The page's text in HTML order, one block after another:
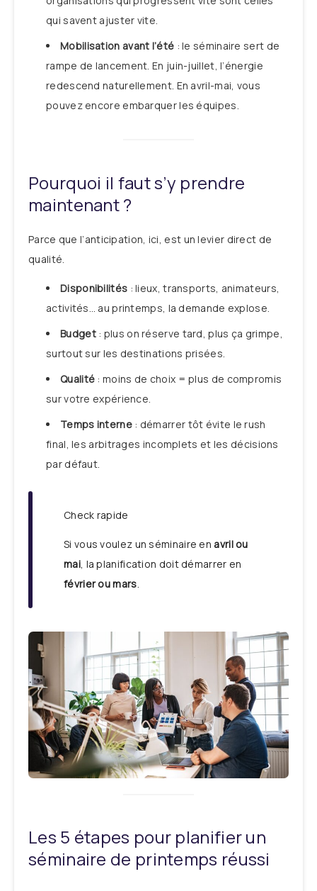
qui savent ajuster vite.
Mobilisation avant l’été : le séminaire sert de
rampe de lancement. En juin-juillet, l’énergie
redescend naturellement. En avril-mai, vous
pouvez encore embarquer les équipes.
Pourquoi il faut s’y prendre
maintenant ?
Parce que l’anticipation, ici, est un levier direct de
qualité.
Disponibilités : lieux, transports, animateurs,
activités… au printemps, la demande explose.
Budget: plus on réserve tard, plus ça grimpe,
surtout sur les destinations prisées.
Qualité : moins de choix = plus de compromis
sur votre expérience.
Temps interne: démarrer tôt évite le rush
final, les arbitrages incomplets et les décisions
par défaut.
Check rapide
Si vous voulez un séminaire enavril ou
mai, la planification doit démarrer en
février ou mars
Les 5 étapes pour planifier un
séminaire de printemps réussi